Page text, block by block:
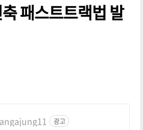
패스트트랙법 발
광고